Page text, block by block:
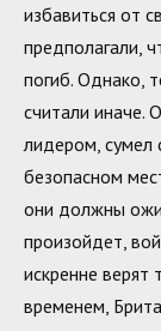
избавиться от
предполагали,
погиб. Однако,
считали иначе.
лидером, сумел
безопасном
они должны
произойдет,
искренне верят
временем,